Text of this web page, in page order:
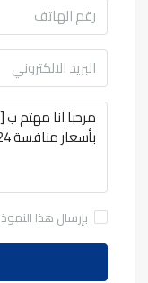
بإرسال هذا